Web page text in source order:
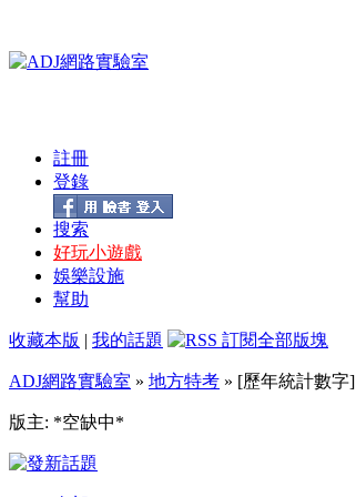
註冊
登錄
搜索
好玩小遊戲
娛樂設施
幫助
收藏本版 | 我的話題
ADJ網路實驗室 » 地方特考 » [歷年統計數字]
版主: *空缺中*